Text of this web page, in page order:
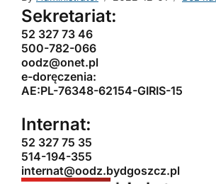
Sekretariat:
52 327 73 46
500-782-066
oodz@onet.pl
e-doręczenia:
AE:PL-76348-62154-GIRIS-15
Internat:
52 327 75 35
514-194-355
internat@oodz.bydgoszcz.pl